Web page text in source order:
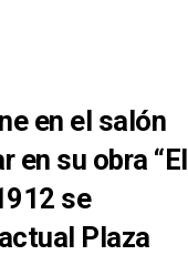
en el salón
en su obra “El
se
Plaza